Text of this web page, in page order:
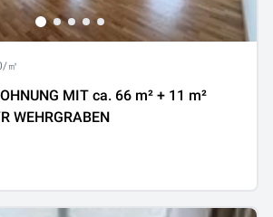
㎡
MIT ca. 66 m² + 11 m²
WEHRGRABEN